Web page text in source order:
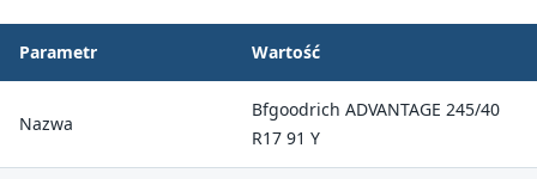
Parametr Wartość
Nazwa
Bfgoodrich ADVANTAGE 245/40
R17 91 Y